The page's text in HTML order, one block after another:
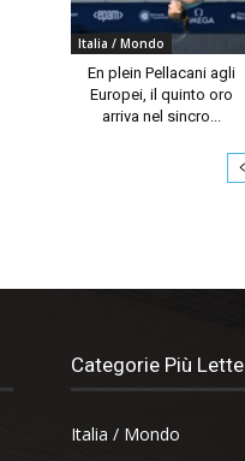
Italia / Mondo
En plein Pellacani agli
Europei, il quinto oro
arriva nel sincro...
Categorie Più Lette
Italia / Mondo